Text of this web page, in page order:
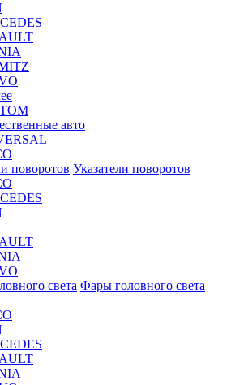
авто
Указатели поворотов
Фары головного света